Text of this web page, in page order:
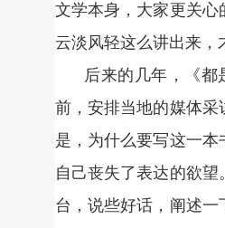
文学本身，大家更关
云淡风轻这么讲出来
后来的几年，《
前，安排当地的媒体
是，为什么要写这一
自己丧失了表达的欲
台，说些好话，阐述